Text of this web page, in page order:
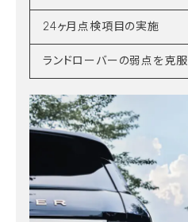
24ヶ月点検項目の実施
ランドローバーの弱点を克服